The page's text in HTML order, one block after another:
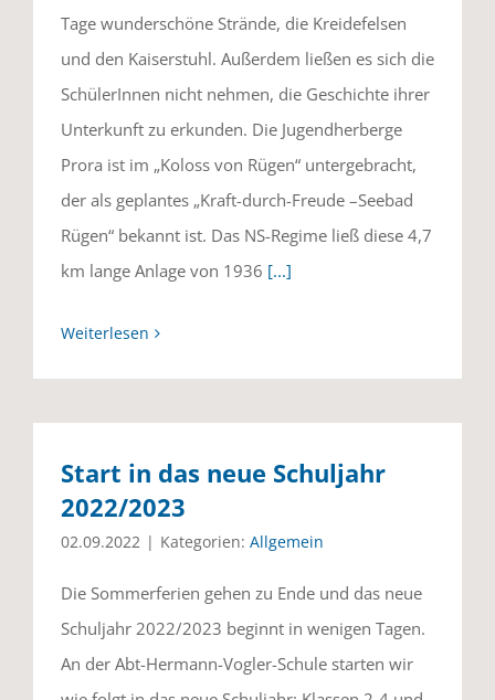
Tage wunderschöne Strände, die Kreidefelsen
und den Kaiserstuhl. Außerdem ließen es sich die
SchülerInnen nicht nehmen, die Geschichte ihrer
Unterkunft zu erkunden. Die Jugendherberge
Prora ist im „Koloss von Rügen“ untergebracht,
der als geplantes „Kraft-durch-Freude –Seebad
Rügen“ bekannt ist. Das NS-Regime ließ diese 4,7
km lange Anlage von 1936 [...]
Weiterlesen
Start in das neue Schuljahr
2022/2023
02.09.2022 | Kategorien: Allgemein
Die Sommerferien gehen zu Ende und das neue
Schuljahr 2022/2023 beginnt in wenigen Tagen.
An der Abt-Hermann-Vogler-Schule starten wir